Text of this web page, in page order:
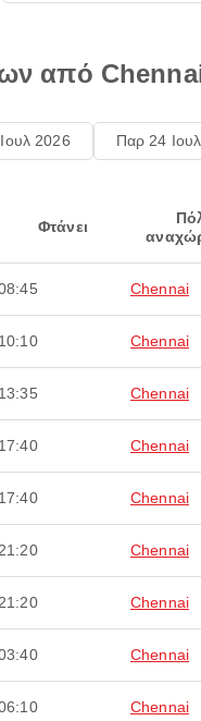
από
2026 Παρ 24
Φτάνει
Chennai
10:10 Chennai
13:35 Chennai
17:40 Chennai
17:40 Chennai
21:20 Chennai
21:20 Chennai
Chennai
Chennai